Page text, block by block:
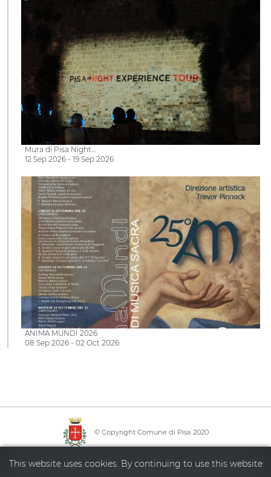
Mura di Pisa Night…
12 Sep 2026 - 19 Sep 2026
ANIMA MUNDI 2026
08 Sep 2026 - 02 Oct 2026
© Copyright Comune di Pisa 2020
Info point·Policy privacy·Sitemap·Accessibility
This website uses cookies. By continuing to use this website